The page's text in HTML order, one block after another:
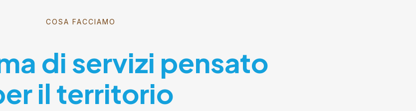
COSA FACCIAMO
di servizi pensato
il territorio